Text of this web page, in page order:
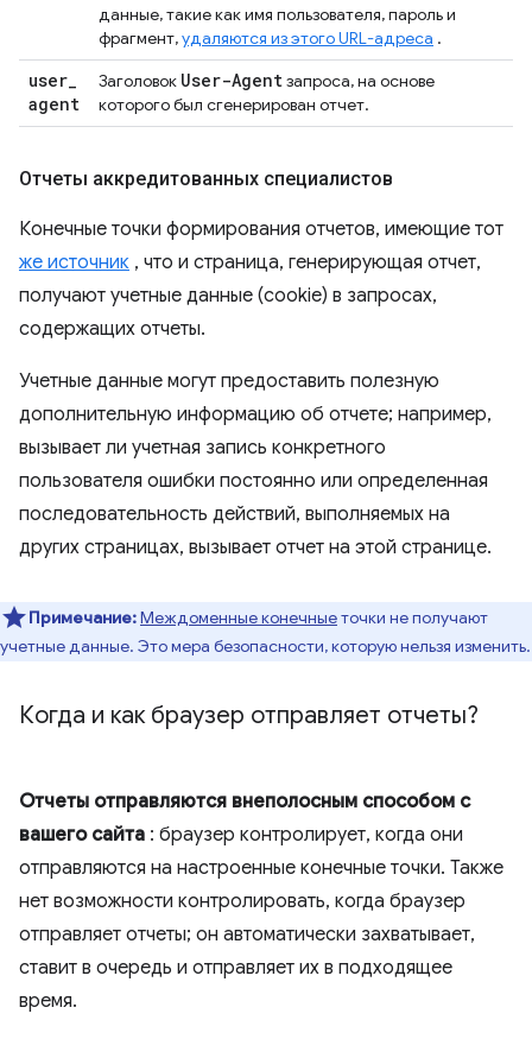
данные, такие как имя пользователя, пароль и
фрагмент,удаляются из этого URL-адреса .
user
agent
Заголовок User-Agent запроса, на основе
которого был сгенерирован отчет.
Отчеты аккредитованных специалистов
Конечные точки формирования отчетов, имеющие тот
же источник , что и страница, генерирующая отчет,
получают учетные данные (cookie) в запросах,
содержащих отчеты.
Учетные данные могут предоставить полезную
дополнительную информацию об отчете; например,
вызывает ли учетная запись конкретного
пользователя ошибки постоянно или определенная
последовательность действий, выполняемых на
других страницах, вызывает отчет на этой странице.
Примечание:Междоменные конечныеточки не получают
учетные данные. Это мера безопасности, которую нельзя изменить.
Когда и как браузер отправляет отчеты?
Отчеты отправляются внеполосным способом с
вашего сайта : браузер контролирует, когда они
отправляются на настроенные конечные точки. Также
нет возможности контролировать, когда браузер
отправляет отчеты; он автоматически захватывает,
ставит в очередь и отправляет их в подходящее
время.